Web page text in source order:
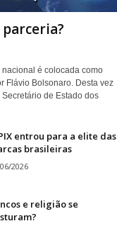
é colocada como
Flávio Bolsonaro. Desta vez
de Estado dos
entrou para a elite das
brasileiras
2026
e religião se